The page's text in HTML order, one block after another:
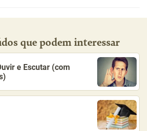
que podem interessar
e Escutar (com